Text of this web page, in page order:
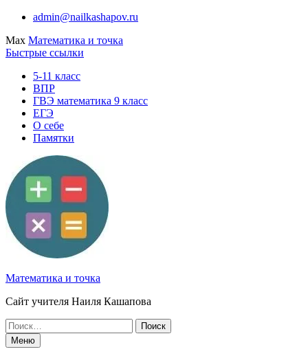
Перейти
содержимому
admin@nailkashapov.ru
Max Математика и точка
Быстрые ссылки
5-11 класс
ВПР
ГВЭ математика 9 класс
ЕГЭ
О себе
Памятки
Математика и точка
Сайт учителя Наиля Кашапова
Поиск
по:Меню